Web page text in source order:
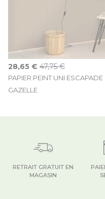
PAPIER PEINT UNI ESCAPADE
GAZELLE
Prix Spécial
28,65 € 47,75 €
RETRAIT GRATUIT EN
MAGASIN